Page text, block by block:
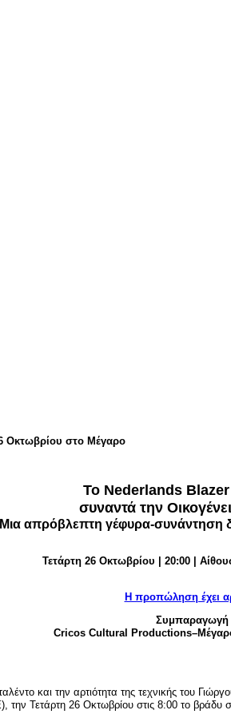
Οκτωβρίου στο Μέγαρο
To Nederlands
συναντά την
Μια απρόβλεπτη γέφυρα-συνάντηση
Τετάρτη 26 Οκτωβρίου | 20:00 |
H προπώληση έχει
Συμπαραγωγή
Cricos Cultural
και την αρτιότητα της τεχνικής του
Τετάρτη 26 Οκτωβρίου στις 8:00 το βράδυ